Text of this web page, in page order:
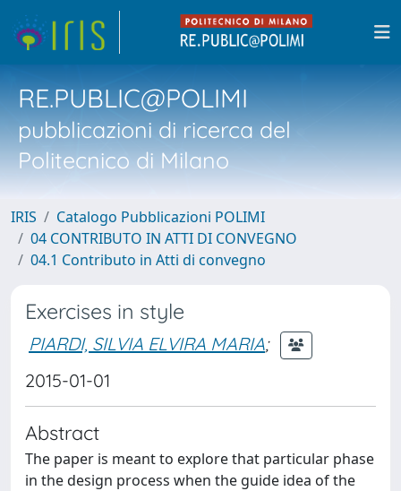
RE.PUBLIC@POLIMI
pubblicazioni di ricerca del
Politecnico di Milano
IRIS
Catalogo Pubblicazioni POLIMI
04 CONTRIBUTO IN ATTI DI CONVEGNO
04.1 Contributo in Atti di convegno
Exercises in style
PIARDI, SILVIA ELVIRA MARIA;
2015-01-01
Abstract
The paper is meant to explore that particular phase
in the design process when the guide idea of the